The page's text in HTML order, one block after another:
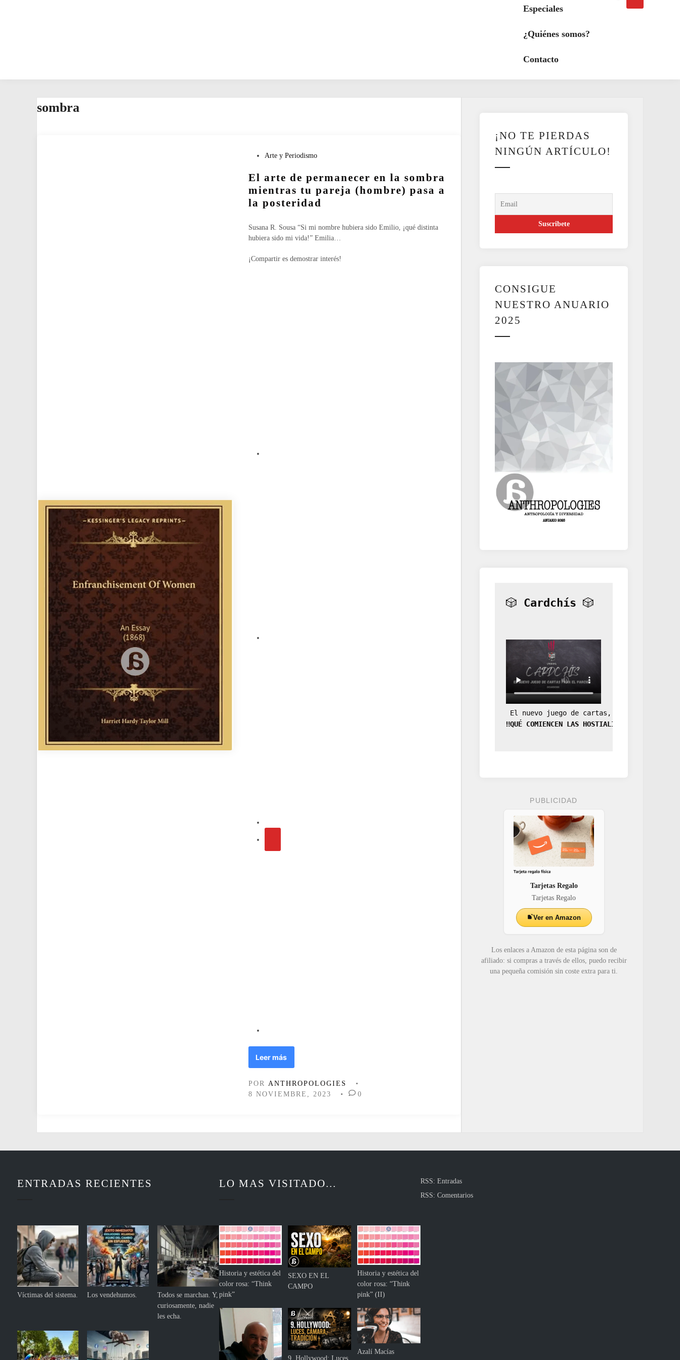
Especiales
¿Quiénes somos?
Contacto
búsqueda
sombra
b
l
i
c
d
o
n
Arte y Periodismo
El arte de permanecer en la sombra
mientras tu pareja (hombre) pasa a
la posteridad
Susana R. Sousa “Si mi nombre hubiera sido Emilio, ¡qué distinta
hubiera sido mi vida!” Emilia…
¡Compartir es demostrar interés!
E
l
r
t
e
e
a
e
r
e
n
l
a
b
r
a
m
Leer más
POR ANTHROPOLOGIES
•
8 NOVIEMBRE, 2023
• 0
¡NO TE PIERDAS
NINGÚN ARTÍCULO!
CONSIGUE
NUESTRO ANUARIO
2025
🎲 Cardchís 🎲
El nuevo juego de cartas, la expansión
‼️QUÉ COMIENCEN LAS HOSTIALIDADES‼️
PUBLICIDAD
Tarjetas Regalo
Tarjetas Regalo
Ver en Amazon
Los enlaces a Amazon de esta página son de
afiliado: si compras a través de ellos, puedo recibir
una pequeña comisión sin coste extra para ti.
ENTRADAS RECIENTES
Víctimas del sistema. Los vendehumos.
Todos se marchan. Y,
curiosamente, nadie
les echa.
LO MAS VISITADO...
Historia y estética del
color rosa: “Think
pink”
SEXO EN EL
CAMPO
Historia y estética del
color rosa: “Think
pink” (II)
9. Hollywood: Luces,
Azalí Macías
RSS: Entradas
RSS: Comentarios